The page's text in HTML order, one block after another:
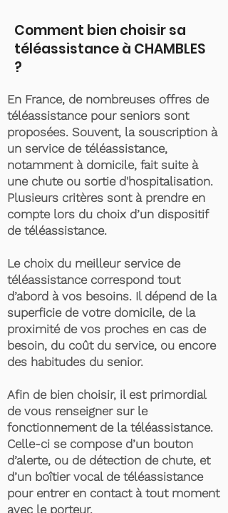
Comment bien choisir sa
téléassistance à CHAMBLES
?
En France, de nombreuses offres de
téléassistance pour seniors sont
proposées. Souvent, la souscription à
un service de téléassistance,
notamment à domicile, fait suite à
une chute ou sortie d'hospitalisation.
Plusieurs critères sont à prendre en
compte lors du choix d’un dispositif
de téléassistance.
Le choix du meilleur service de
téléassistance correspond tout
d’abord à vos besoins. Il dépend de la
superficie de votre domicile, de la
proximité de vos proches en cas de
besoin, du coût du service, ou encore
des habitudes du senior.
Afin de bien choisir, il est primordial
de vous renseigner sur le
fonctionnement de la téléassistance.
Celle-ci se compose d’un bouton
d’alerte, ou de détection de chute, et
d’un boîtier vocal de téléassistance
pour entrer en contact à tout moment
avec le porteur.